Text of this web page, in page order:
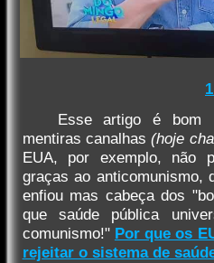
Esse artigo é bom
mentiras canalhas(hoje
EUA, por exemplo, não
graças ao anticomunismo,
enfiou mas cabeça dos
que saúde pública
comunismo!" Por que os
rejeitar o sistema de